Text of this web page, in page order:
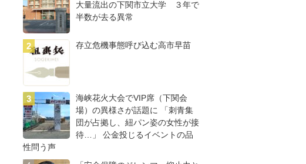
大量流出の下関市立大学 ３年で
半数が去る異常
存立危機事態呼び込む高市早苗
海峡花火大会でVIP席（下関会
場）の異様さが話題に 「刺青集
団が占拠し、紐パン姿の女性が接
待…」 公金投じるイベントの品
性問う声